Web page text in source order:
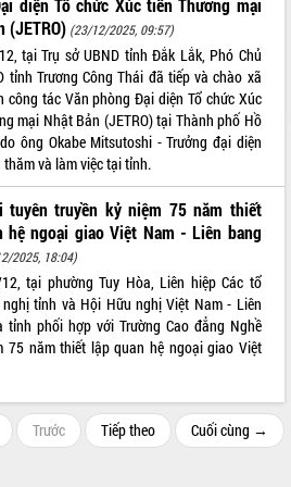
diện Tổ chức Xúc tiến Thương mại
(JETRO) (23/12/2025, 09:57)
tại Trụ sở UBND tỉnh Đắk Lắk, Phó Chủ
tỉnh Trương Công Thái đã tiếp và chào xã
công tác Văn phòng Đại diện Tổ chức Xúc
mại Nhật Bản (JETRO) tại Thành phố Hồ
ông Okabe Mitsutoshi - Trưởng đại diện
và làm việc tại tỉnh.
tuyên truyền kỷ niệm 75 năm thiết
hệ ngoại giao Việt Nam - Liên bang
2025, 18:04)
tại phường Tuy Hòa, Liên hiệp Các tổ
tỉnh và Hội Hữu nghị Việt Nam - Liên
tỉnh phối hợp với Trường Cao đẳng Nghề
75 năm thiết lập quan hệ ngoại giao Việt
Trước Tiếp theo Cuối cùng →